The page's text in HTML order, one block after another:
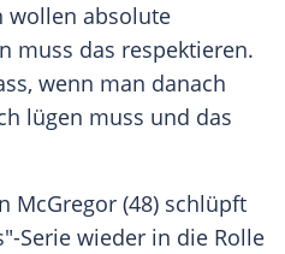
wollen absolute
muss das respektieren.
wenn man danach
lügen muss und das
McGregor (48) schlüpft
"-Serie wieder in die Rolle